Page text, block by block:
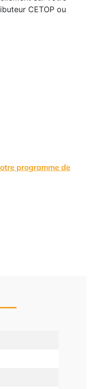
CETOP ou
programme de